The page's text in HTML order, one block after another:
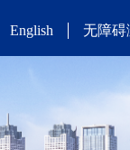
English 无障碍